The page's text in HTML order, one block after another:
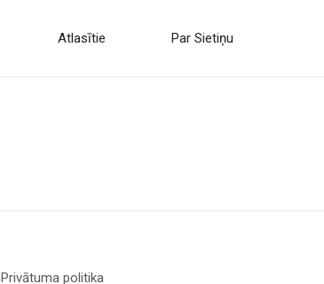
Atlasītie Par Sietiņu
Privātuma politika